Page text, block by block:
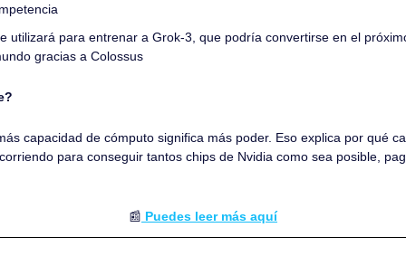
utilizará para entrenar a Grok-3, que podría convertirse en el
gracias a Colossus
capacidad de cómputo significa más poder. Eso explica por qué
para conseguir tantos chips de Nvidia como sea posible,
📰 Puedes leer más aquí